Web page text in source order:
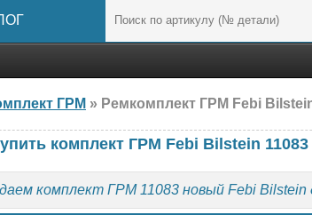
ГРМ » Ремкомплект ГРМ Febi
комплект ГРМ Febi Bilstein 11083
комплект ГРМ 11083 новый Febi Bilstein